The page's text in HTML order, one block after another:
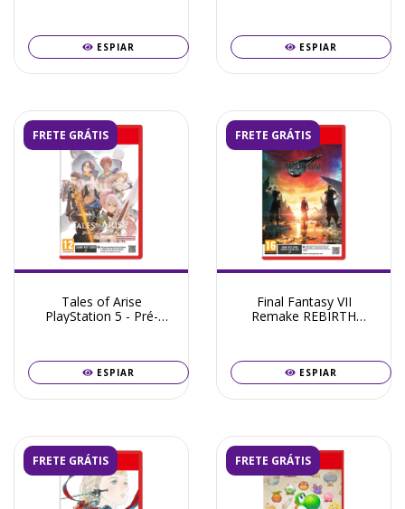
ESPIAR ESPIAR
FRETE GRÁTIS
Tales of Arise
PlayStation 5 - Pré-
ESPIAR
FRETE GRÁTIS
Final Fantasy VII
Remake REBIRTH
ESPIAR
FRETE GRÁTIS FRETE GRÁTIS